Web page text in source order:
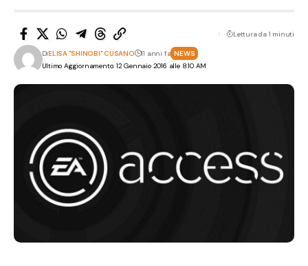
Ultimo Aggiornamento: 12 Gennaio 2016 alle 8:10 AM
DiELISA "SHINOBI" CUSANO 11 anni fa NEWS
Lettura da 1 minuti